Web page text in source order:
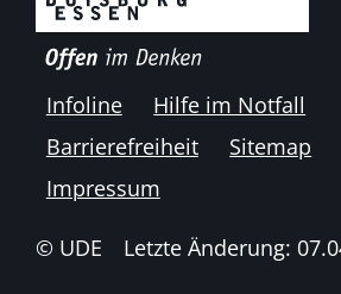
Infoline
Hilfe im Notfall
Barrierefreiheit
Sitemap
Impressum
© UDE Letzte Änderung: